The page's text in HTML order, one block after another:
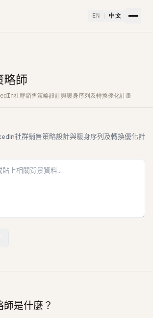
EN 中文
估→
略師
策略師免費 AI 工具
社群銷售策略設計與暖身序列及轉換優化計畫
社群銷售策略設計與暖身序列及轉換優化計
是什麼？